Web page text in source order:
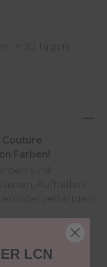
in 30 Tagen
Couture
Farben!
sind
Aufhellen
oder verfärbten
Make-up
LCN